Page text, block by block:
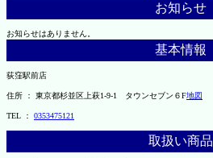
お知らせ
お知らせはありません。
基本情報
荻窪駅前店
住所 ： 東京都杉並区上萩1-9-1 タウンセブン６F地図
TEL ： 0353475121
取扱い商品